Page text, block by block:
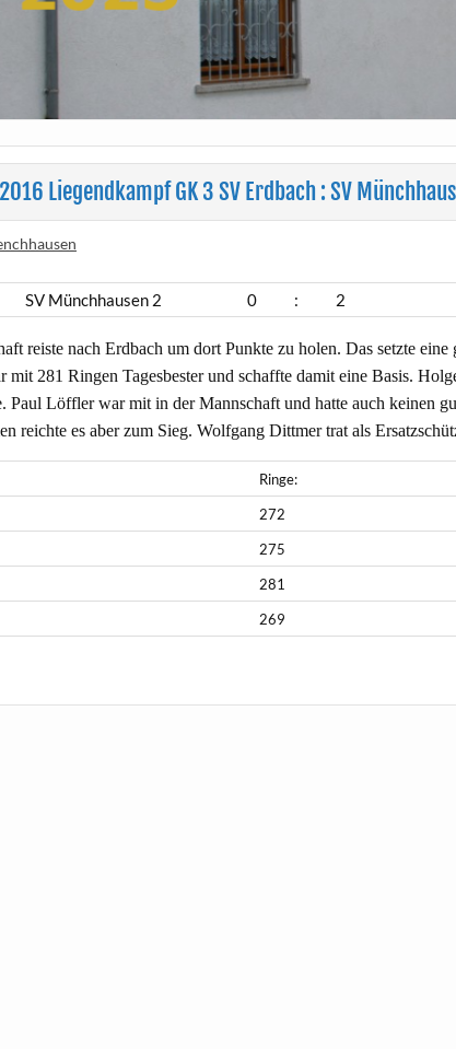
Liegendkampf GK 3 SV Erdbach : SV
SV Münchhausen 2 0 : 2
reiste nach Erdbach um dort Punkte zu holen. Das setzte eine
mit 281 Ringen Tagesbester und schaffte damit eine Basis.
Paul Löffler war mit in der Mannschaft und hatte auch keinen
reichte es aber zum Sieg. Wolfgang Dittmer trat als
Ringe:
272
275
281
269